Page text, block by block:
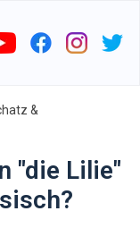
&
"die Lilie"